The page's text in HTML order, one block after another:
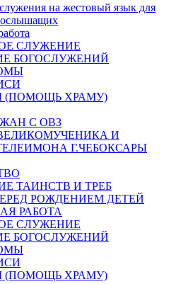
на жестовый язык для
СЛУЖЕНИЕ
БОГОСЛУЖЕНИЙ
(ПОМОЩЬ ХРАМУ)
С ОВЗ
И
Г.ЧЕБОКСАРЫ
ТАИНСТВ И ТРЕБ
РОЖДЕНИЕМ ДЕТЕЙ
РАБОТА
СЛУЖЕНИЕ
БОГОСЛУЖЕНИЙ
(ПОМОЩЬ ХРАМУ)